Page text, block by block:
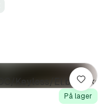
På lager
Lagre